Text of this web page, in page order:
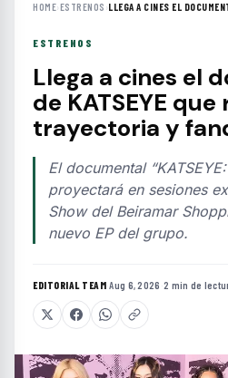
HOME›ESTRENOS ›LLEGA A CINES EL
ESTRENOS
Llega a cines el
de KATSEYE que
trayectoria y
El documental
proyectará en sesiones
Show del Beiramar
nuevo EP del grupo.
EDITORIAL TEAM·Aug 6, 2026 ·2 min de